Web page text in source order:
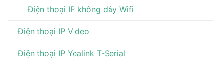
Điện thoại IP không dây Wifi
Điện thoại IP Video
Điện thoại IP Yealink T-Serial